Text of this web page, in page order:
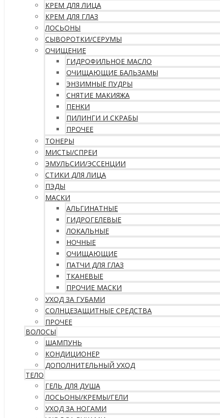
КРЕМ ДЛЯ ЛИЦА
КРЕМ ДЛЯ ГЛАЗ
ЛОСЬОНЫ
СЫВОРОТКИ/СЕРУМЫ
ОЧИЩЕНИЕ
ГИДРОФИЛЬНОЕ МАСЛО
ОЧИЩАЮЩИЕ БАЛЬЗАМЫ
ЭНЗИМНЫЕ ПУДРЫ
СНЯТИЕ МАКИЯЖА
ПЕНКИ
ПИЛИНГИ И СКРАБЫ
ПРОЧЕЕ
ТОНЕРЫ
МИСТЫ/СПРЕИ
ЭМУЛЬСИИ/ЭССЕНЦИИ
СТИКИ ДЛЯ ЛИЦА
ПЭДЫ
МАСКИ
АЛЬГИНАТНЫЕ
ГИДРОГЕЛЕВЫЕ
ЛОКАЛЬНЫЕ
НОЧНЫЕ
ОЧИЩАЮЩИЕ
ПАТЧИ ДЛЯ ГЛАЗ
ТКАНЕВЫЕ
ПРОЧИЕ МАСКИ
УХОД ЗА ГУБАМИ
СОЛНЦЕЗАЩИТНЫЕ СРЕДСТВА
ПРОЧЕЕ
ВОЛОСЫ
ШАМПУНЬ
КОНДИЦИОНЕР
ДОПОЛНИТЕЛЬНЫЙ УХОД
ТЕЛО
ГЕЛЬ ДЛЯ ДУША
ЛОСЬОНЫ/КРЕМЫ/ГЕЛИ
УХОД ЗА НОГАМИ